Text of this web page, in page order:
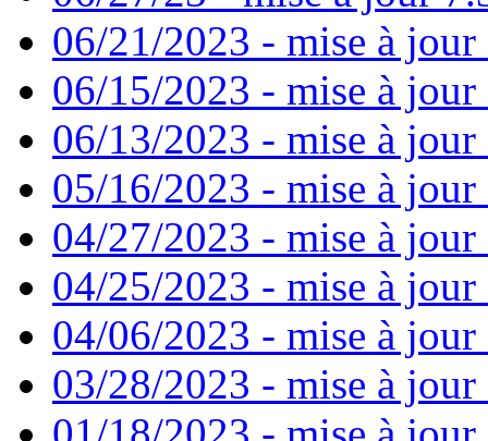
06/21/2023 - mise à jour
06/15/2023 - mise à jour
06/13/2023 - mise à
05/16/2023 - mise à jour
04/27/2023 - mise à jour
04/25/2023 - mise à jour
04/06/2023 - mise à jour
03/28/2023 - mise à jour